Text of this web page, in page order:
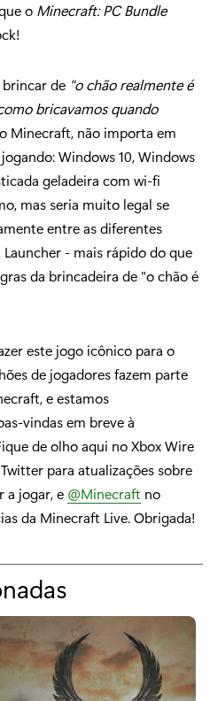
o Minecraft: PC Bundle
de "o chão realmente é
bricavamos quando
Minecraft, não importa em
Windows 10, Windows
geladeira com wi-fi
mas seria muito legal se
entre as diferentes
- mais rápido do que
da brincadeira de "o chão é
este jogo icônico para o
de jogadores fazem parte
e estamos
vindas em breve à
de olho aqui no Xbox Wire
para atualizações sobre
a jogar, e @Minecraft no
da Minecraft Live. Obrigada!
a
r
a